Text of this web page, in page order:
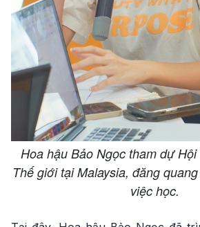
Hoa hậu Bảo Ngọc tham dự
Thế giới tại Malaysia, đăng
việc học.